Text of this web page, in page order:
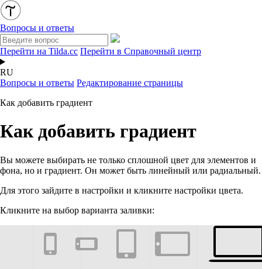
Вопросы и ответы
Перейти на Tilda.cc Перейти в Справочный центр
RU
Вопросы и ответы Редактирование страницы
Как добавить градиент
Как добавить градиент
Вы можете выбирать не только сплошной цвет для элементов и
фона, но и градиент. Он может быть линейный или радиальный.
Для этого зайдите в настройки и кликните настройки цвета.
Кликните на выбор варианта заливки: